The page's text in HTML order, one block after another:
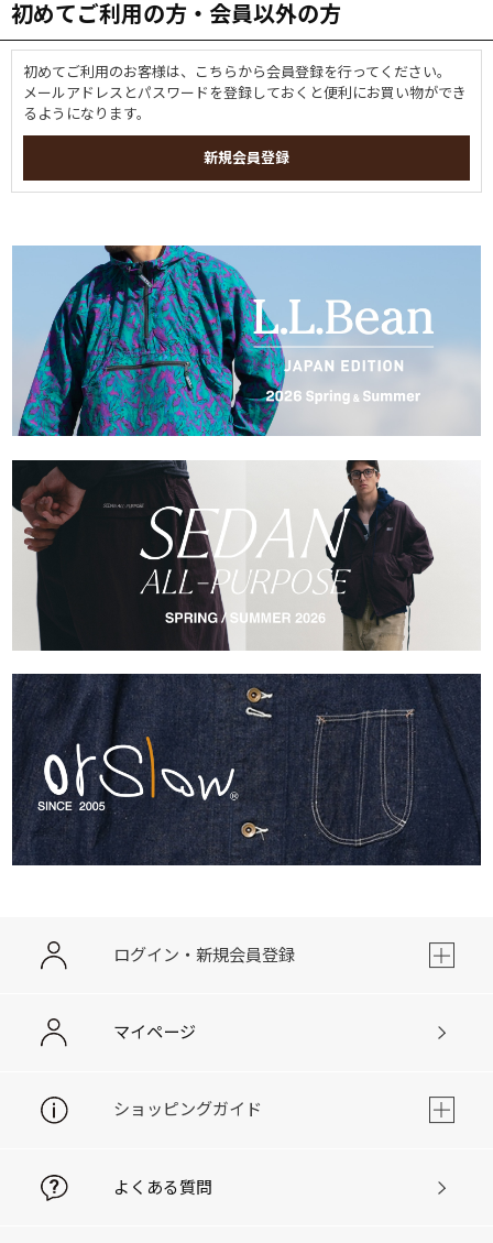
初めてご利用の方・会員以外の方
初めてご利用のお客様は、こちらから会員登録を行ってください。
メールアドレスとパスワードを登録しておくと便利にお買い物ができ
るようになります。
ログイン・新規会員登録
マイページ
ショッピングガイド
よくある質問